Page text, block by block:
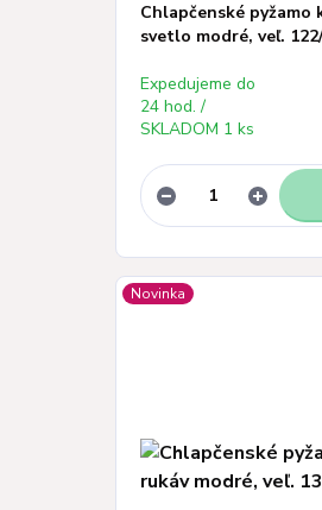
Chlapčenské pyžamo
svetlo modré, veľ.
Expedujeme do
24 hod. /
SKLADOM 1 ks
Novinka